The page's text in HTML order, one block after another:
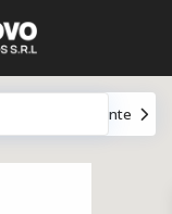
Siguiente